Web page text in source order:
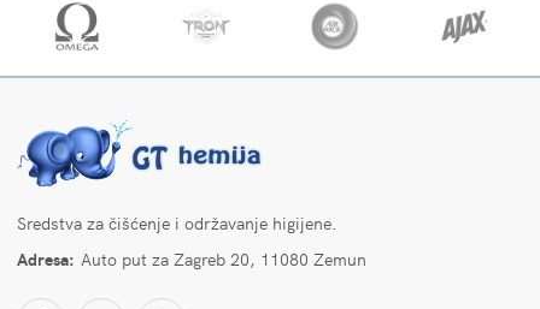
Sredstva za čišćenje i održavanje higijene.
Adresa: Auto put za Zagreb 20, 11080 Zemun